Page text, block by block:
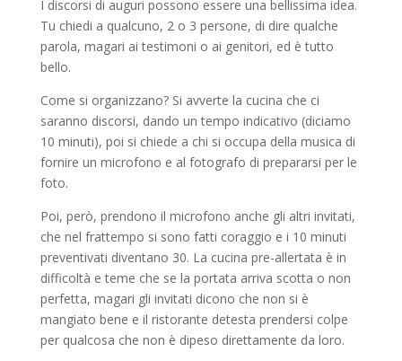
I discorsi di auguri possono essere una bellissima idea.
Tu chiedi a qualcuno, 2 o 3 persone, di dire qualche
parola, magari ai testimoni o ai genitori, ed è tutto
bello.
Come si organizzano? Si avverte la cucina che ci
saranno discorsi, dando un tempo indicativo (diciamo
10 minuti), poi si chiede a chi si occupa della musica di
fornire un microfono e al fotografo di prepararsi per le
foto.
Poi, però, prendono il microfono anche gli altri invitati,
che nel frattempo si sono fatti coraggio e i 10 minuti
preventivati diventano 30. La cucina pre-allertata è in
difficoltà e teme che se la portata arriva scotta o non
perfetta, magari gli invitati dicono che non si è
mangiato bene e il ristorante detesta prendersi colpe
per qualcosa che non è dipeso direttamente da loro.